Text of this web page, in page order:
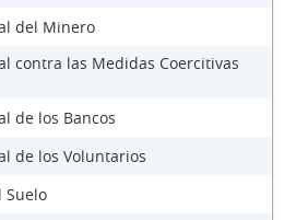
del Minero
contra las Medidas Coercitivas
de los Bancos
de los Voluntarios
Suelo